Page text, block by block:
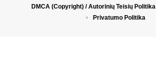
DMCA (Copyright) / Autorinių Teisių Politika
Privatumo Politika